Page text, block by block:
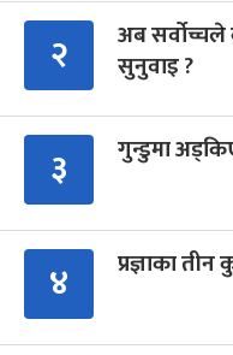
२
अब सर्वोच्चले
सुनुवाइ ?
३ गुन्डुमा
४ प्रज्ञाका